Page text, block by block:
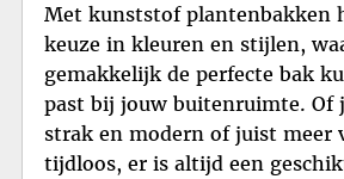
Met kunststof plantenbakken
keuze in kleuren en stijlen,
gemakkelijk de perfecte bak
past bij jouw buitenruimte. Of
strak en modern of juist meer
tijdloos, er is altijd een